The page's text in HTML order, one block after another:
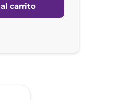
carrito